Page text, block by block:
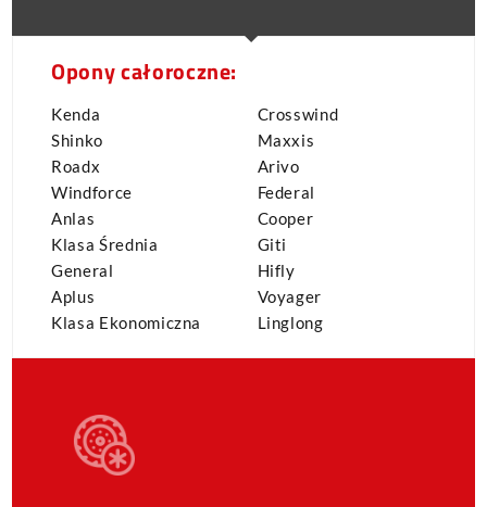
Opony całoroczne:
Kenda
Shinko
Roadx
Windforce
Anlas
Klasa Średnia
General
Aplus
Klasa Ekonomiczna
Crosswind
Maxxis
Arivo
Federal
Cooper
Giti
Hifly
Voyager
Linglong